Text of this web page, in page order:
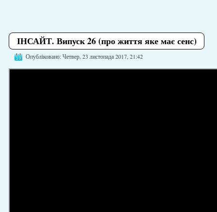
ІНСАЙТ. Випуск 26 (про життя яке має сенс)
Опубліковано: Четвер, 23 листопада 2017, 21:42